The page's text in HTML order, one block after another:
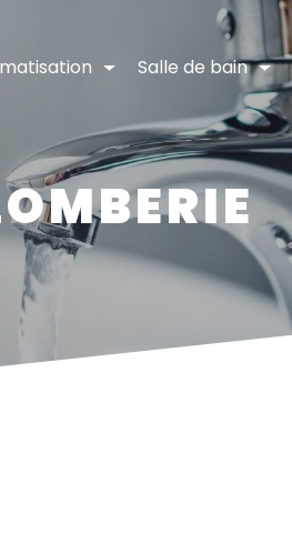
Salle de bain